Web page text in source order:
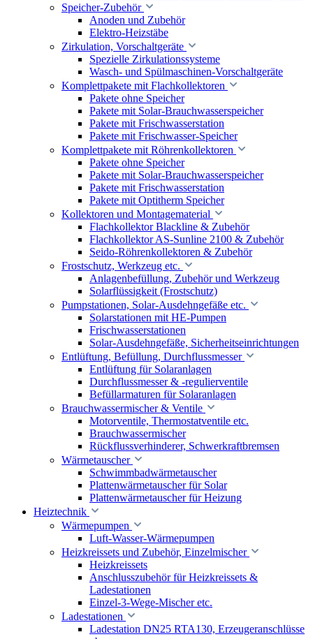
Speicher-Zubehör
Anoden und Zubehör
Elektro-Heizstäbe
Zirkulation, Vorschaltgeräte
Spezielle Zirkulationssysteme
Wasch- und Spülmaschinen-Vorschaltgeräte
Komplettpakete mit Flachkollektoren
Pakete ohne Speicher
Pakete mit Solar-Brauchwasserspeicher
Pakete mit Frischwasserstation
Pakete mit Frischwasser-Speicher
Komplettpakete mit Röhrenkollektoren
Pakete ohne Speicher
Pakete mit Solar-Brauchwasserspeicher
Pakete mit Frischwasserstation
Pakete mit Optitherm Speicher
Kollektoren und Montagematerial
Flachkollektor Blackline & Zubehör
Flachkollektor AS-Sunline 2100 & Zubehör
Seido-Röhrenkollektoren & Zubehör
Frostschutz, Werkzeug etc.
Anlagenbefüllung, Zubehör und Werkzeug
Solarflüssigkeit (Frostschutz)
Pumpstationen, Solar-Ausdehngefäße etc.
Solarstationen mit HE-Pumpen
Frischwasserstationen
Solar-Ausdehngefäße, Sicherheitseinrichtungen
Entlüftung, Befüllung, Durchflussmesser
Entlüftung für Solaranlagen
Durchflussmesser & -regulierventile
Befüllarmaturen für Solaranlagen
Brauchwassermischer & Ventile
Motorventile, Thermostatventile etc.
Brauchwassermischer
Rückflussverhinderer, Schwerkraftbremsen
Wärmetauscher
Schwimmbadwärmetauscher
Plattenwärmetauscher für Solar
Plattenwärmetauscher für Heizung
Heiztechnik
Wärmepumpen
Luft-Wasser-Wärmepumpen
Heizkreissets und Zubehör, Einzelmischer
Heizkreissets
Anschlusszubehör für Heizkreissets &
Ladestationen
Einzel-3-Wege-Mischer etc.
Ladestationen
Ladestation DN25 RTA130, Erzeugeranschlüsse